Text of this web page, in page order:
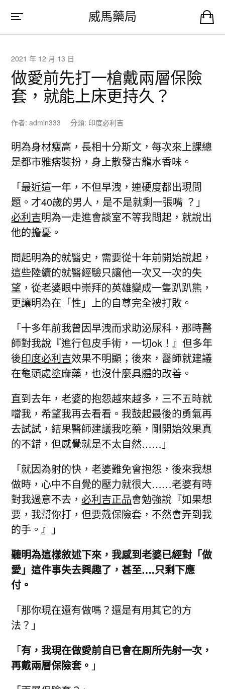
威馬藥局
2021 年 12 月 13 日
做愛前先打一槍戴兩層保險
套，就能上床更持久？
作者:admin333 分類: 印度必利吉
明為身材瘦高，長相十分斯文，每次來上課總
是都市雅痞裝扮，身上散發古龍水香味。
「最近這一年，不但早洩，連硬度都出現問
題。才40歲的男人，是不是就剩一張嘴 ？」
必利吉明為一走進會談室不等我問起，就說出
他的擔憂。
問起明為的就醫史，需要從十年前開始說起，
這些陸續的就醫經驗只讓他一次又一次的失
望，從老婆眼中崇拜的英雄變成一隻趴趴熊，
更讓明為在「性」上的自尊完全被打敗。
「十多年前我曾因早洩而求助泌尿科，那時醫
師對我說『進行包皮手術，一切ok！』但多年
後印度必利吉效果不明顯；後來，醫師就建議
在龜頭處塗麻藥，也沒什麼具體的改善。
直到去年，老婆的抱怨越來越多，三不五時就
噹我，希望我再去看看。我鼓起最後的勇氣再
去試試，結果醫師建議我吃藥，剛開始效果真
的不錯，但感覺就是不太自然……」
「就因為射的快，老婆難免會抱怨，後來我想
做時，心中不自覺的壓力就很大……老婆有時
對我過意不去，必利吉正品會勉強說『如果想
要，我幫你打，但要戴保險套，不然會弄到我
的手。』」
聽明為這樣敘述下來，我感到老婆已經對「做
愛」這件事失去興趣了，甚至….只剩下應
付。
「那你現在還有做嗎？還是有用其它的方
法？」
「有，我現在做愛前自已會在厠所先射一次，
再戴兩層保險套。 」